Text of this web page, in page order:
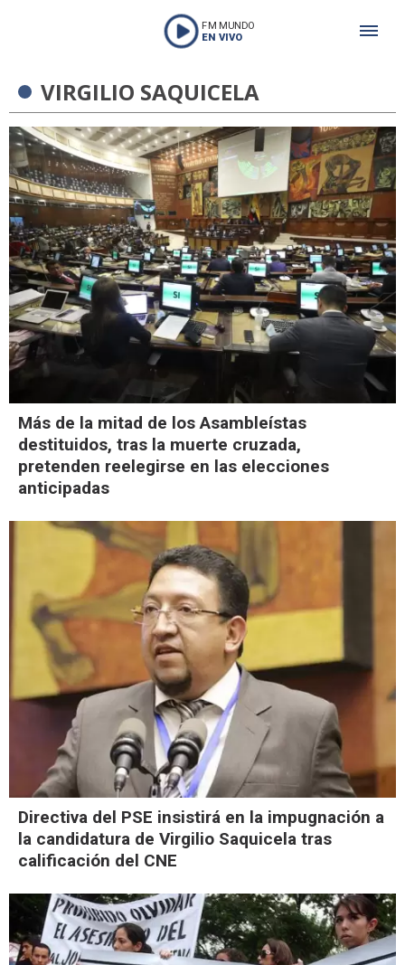
FM MUNDO
EN VIVO
VIRGILIO SAQUICELA
Más de la mitad de los Asambleístas
destituidos, tras la muerte cruzada,
pretenden reelegirse en las elecciones
anticipadas
Directiva del PSE insistirá en la impugnación a
la candidatura de Virgilio Saquicela tras
calificación del CNE